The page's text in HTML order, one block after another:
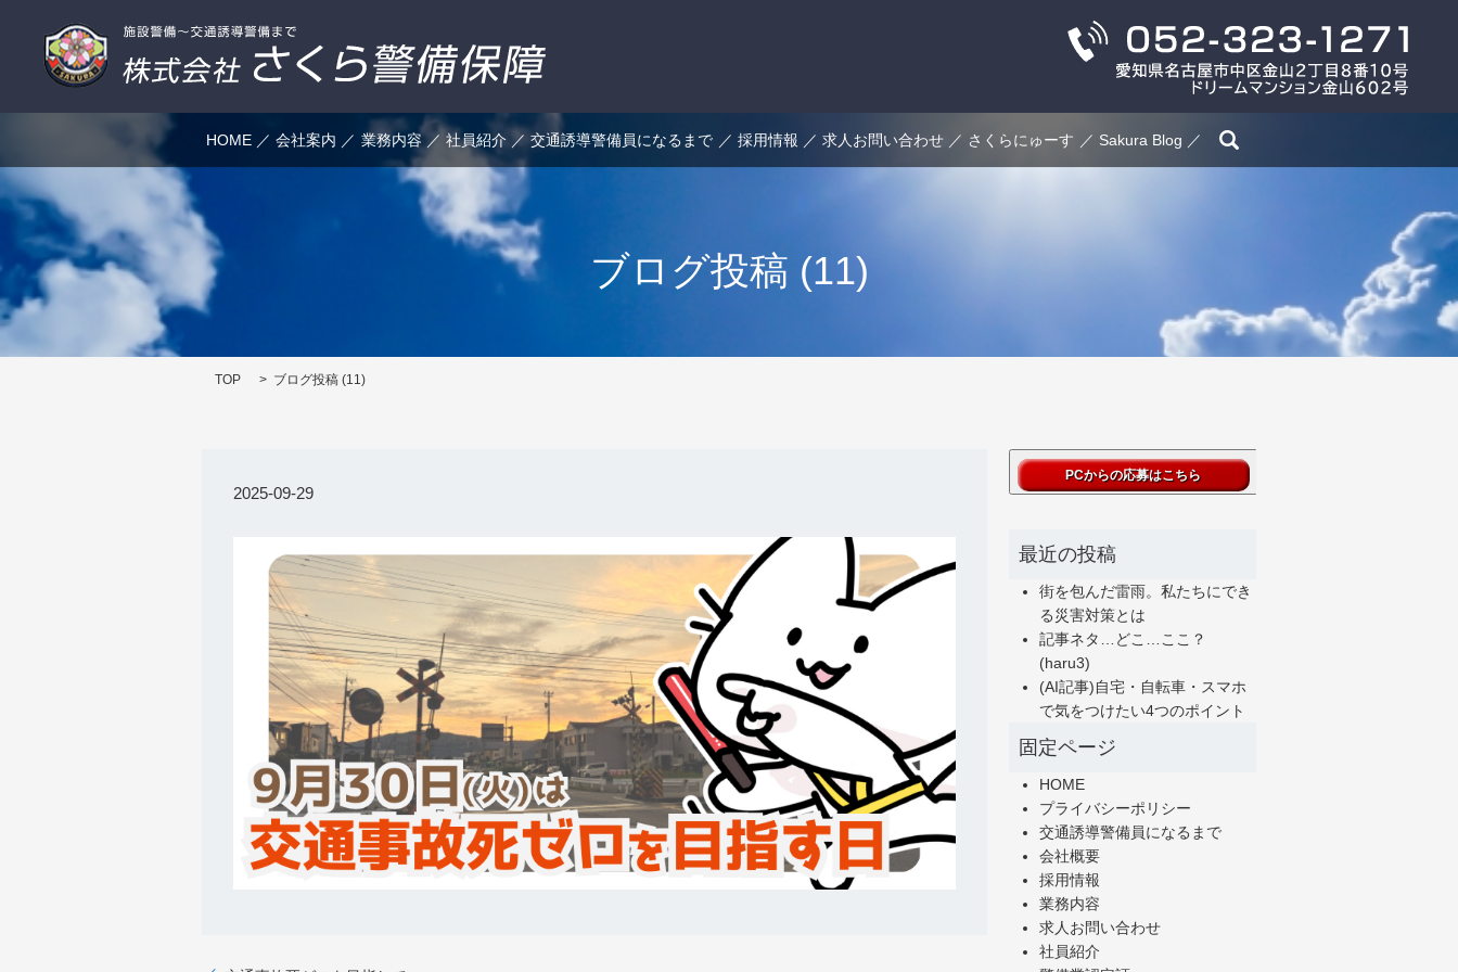
HOME 会社案内 業務内容 社員紹介 交通誘導警備員になるまで 採用情報 求人お問い合わせ さくらにゅーす Sakura Blog
ブログ投稿 (11)
TOP ブログ投稿 (11)
2025-09-29
最近の投稿
街を包んだ雷雨。私たちにでき
る災害対策とは
記事ネタ…どこ…ここ？
(haru3)
(AI記事)自宅・自転車・スマホ
で気をつけたい4つのポイント
固定ページ
HOME
プライバシーポリシー
交通誘導警備員になるまで
会社概要
採用情報
業務内容
求人お問い合わせ
社員紹介